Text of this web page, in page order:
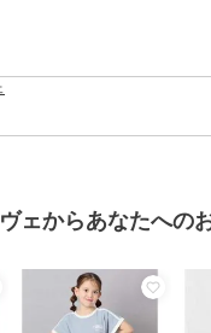
たり具合やパソコンなどの
える場合がございます。
ご注意ください。
ェからあなたへの